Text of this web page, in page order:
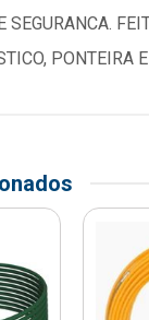
SEGURANCA.
PONTEIRA